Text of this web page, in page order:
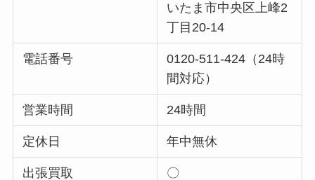
いたま市中央区上峰2
丁目20-14
電話番号
0120-511-424（24時
間対応）
営業時間 24時間
定休日 年中無休
出張買取 〇